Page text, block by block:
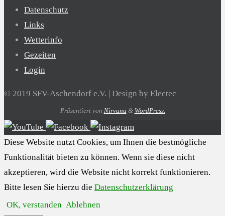
Datenschutz
Links
Wetterinfo
Gezeiten
Login
© 2019 SFV-Aschendorf e.V. | Design by Electec
Präsentiert von Nirvana & WordPress.
Diese Website nutzt Cookies, um Ihnen die bestmögliche
Funktionalität bieten zu können. Wenn sie diese nicht
akzeptieren, wird die Website nicht korrekt funktionieren.
Bitte lesen Sie hierzu die Datenschutzerklärung
OK, verstanden Ablehnen